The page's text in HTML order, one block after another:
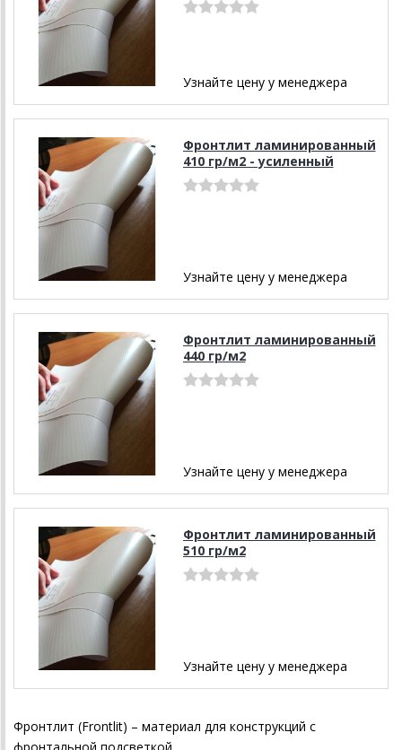
Узнайте цену у менеджера
Фронтлит ламинированный
410 гр/м2 - усиленный
Узнайте цену у менеджера
Фронтлит ламинированный
440 гр/м2
Узнайте цену у менеджера
Фронтлит ламинированный
510 гр/м2
Узнайте цену у менеджера
Фронтлит (Frontlit) – материал для конструкций с